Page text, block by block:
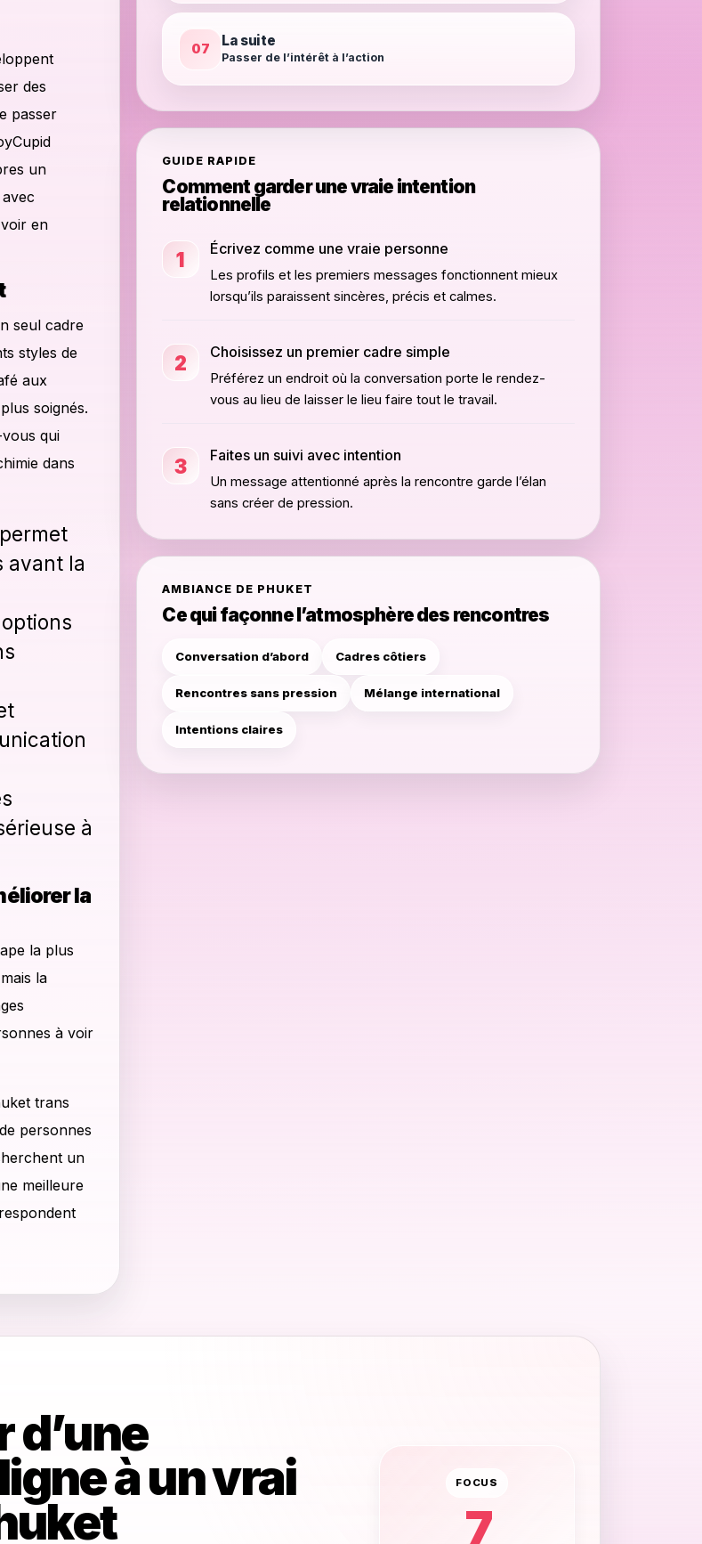
des
passer
un
en
seul cadre
styles de
aux
soignés.
qui
dans
avant la
à
la
la plus
la
à voir
trans
personnes
un
meilleure
07 La suite
Passer de l’intérêt à l’action
GUIDE RAPIDE
Comment garder une vraie intention
relationnelle
1 Écrivez comme une vraie personne
Les profils et les premiers messages fonctionnent mieux
lorsqu’ils paraissent sincères, précis et calmes.
2 Choisissez un premier cadre simple
Préférez un endroit où la conversation porte le rendez-
vous au lieu de laisser le lieu faire tout le travail.
3 Faites un suivi avec intention
Un message attentionné après la rencontre garde l’élan
sans créer de pression.
AMBIANCE DE PHUKET
Ce qui façonne l’atmosphère des rencontres
Conversation d’abord Cadres côtiers
Rencontres sans pression Mélange international
Intentions claires
d’une
à un vrai FOCUS
7